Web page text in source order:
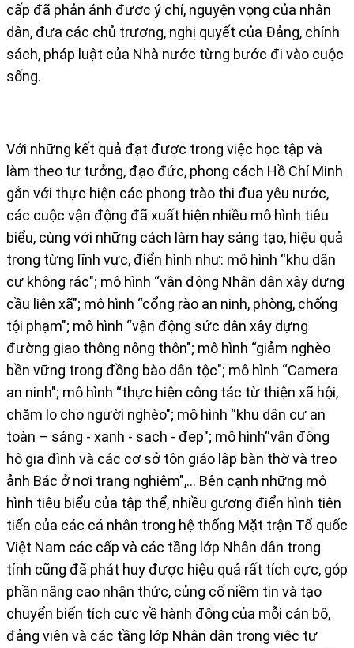
cấp đã phản ánh được ý chí, nguyện vọng của nhân
dân, đưa các chủ trương, nghị quyết của Đảng, chính
sách, pháp luật của Nhà nước từng bước đi vào cuộc
sống.
Với những kết quả đạt được trong việc học tập và
làm theo tư tưởng, đạo đức, phong cách Hồ Chí Minh
gắn với thực hiện các phong trào thi đua yêu nước,
các cuộc vận động đã xuất hiện nhiều mô hình tiêu
biểu, cùng với những cách làm hay sáng tạo, hiệu quả
trong từng lĩnh vực, điển hình như: mô hình “khu dân
cư không rác"; mô hình “vận động Nhân dân xây dựng
cầu liên xã"; mô hình “cổng rào an ninh, phòng, chống
tội phạm"; mô hình “vận động sức dân xây dựng
đường giao thông nông thôn"; mô hình “giảm nghèo
bền vững trong đồng bào dân tộc"; mô hình “Camera
an ninh"; mô hình “thực hiện công tác từ thiện xã hội,
chăm lo cho người nghèo"; mô hình “khu dân cư an
toàn – sáng - xanh - sạch - đẹp"; mô hình“vận động
hộ gia đình và các cơ sở tôn giáo lập bàn thờ và treo
ảnh Bác ở nơi trang nghiêm",… Bên cạnh những mô
hình tiêu biểu của tập thể, nhiều gương điển hình tiên
tiến của các cá nhân trong hệ thống Mặt trận Tổ quốc
Việt Nam các cấp và các tầng lớp Nhân dân trong
tỉnh cũng đã phát huy được hiệu quả rất tích cực, góp
phần nâng cao nhận thức, củng cố niềm tin và tạo
chuyển biến tích cực về hành động của mỗi cán bộ,
đảng viên và các tầng lớp Nhân dân trong việc tự